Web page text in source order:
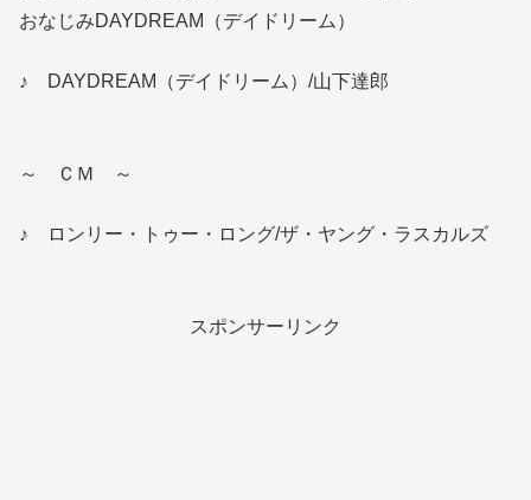
おなじみDAYDREAM（デイドリーム）
♪ DAYDREAM（デイドリーム）/山下達郎
～ ＣＭ ～
♪ ロンリー・トゥー・ロング/ザ・ヤング・ラスカルズ
スポンサーリンク